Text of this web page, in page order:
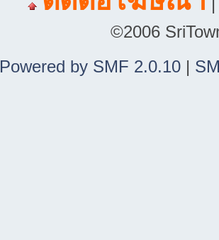
©2006
Powered by SMF 2.0.10|